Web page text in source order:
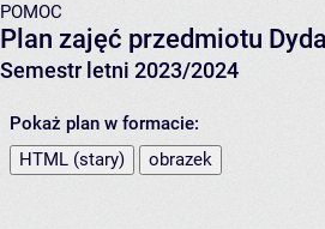
POMOC
Plan zajęć przedmiotu
Semestr letni 2023/2024
Pokaż plan w formacie:
HTML (stary)
obrazek